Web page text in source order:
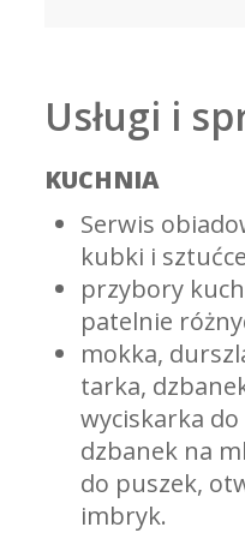
Usługi i
KUCHNIA
Serwis
kubki i
przybory
patelnie
mokka,
tarka,
wyciskarka
dzbanek na
do puszek,
imbryk.